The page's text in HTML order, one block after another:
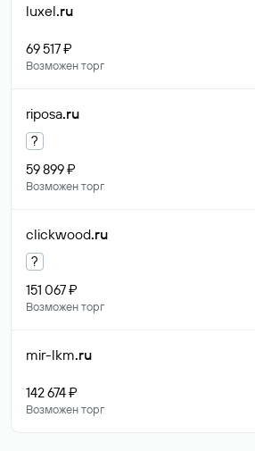
luxel.ru
69 517 ₽
Возможен торг
riposa.ru
?
59 899 ₽
Возможен торг
clickwood.ru
?
151 067 ₽
Возможен торг
mir-lkm.ru
142 674 ₽
Возможен торг